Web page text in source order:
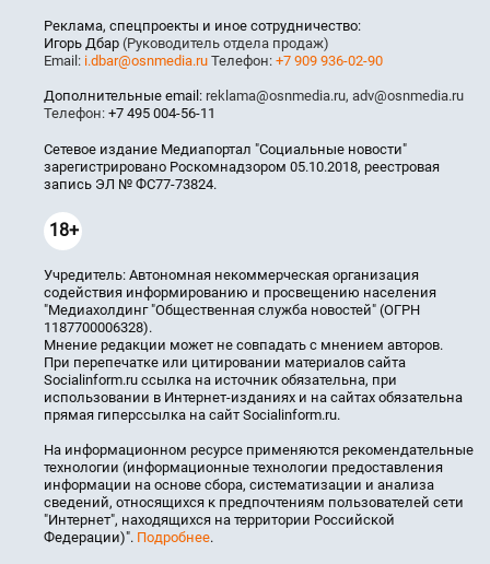
Реклама, спецпроекты и иное сотрудничество:
Игорь Дбар (Руководитель отдела продаж)
Email: i.dbar@osnmedia.ru Телефон: +7 909 936-02-90
Дополнительные email: reklama@osnmedia.ru, adv@osnmedia.ru
Телефон: +7 495 004-56-11
Сетевое издание Медиапортал "Социальные новости"
зарегистрировано Роскомнадзором 05.10.2018, реестровая
запись ЭЛ № ФС77-73824.
18+
Учредитель: Автономная некоммерческая организация
содействия информированию и просвещению населения
"Медиахолдинг "Общественная служба новостей" (ОГРН
1187700006328).
Мнение редакции может не совпадать с мнением авторов.
При перепечатке или цитировании материалов сайта
Socialinform.ru ссылка на источник обязательна, при
использовании в Интернет-изданиях и на сайтах обязательна
прямая гиперссылка на сайт Socialinform.ru.
На информационном ресурсе применяются рекомендательные
технологии (информационные технологии предоставления
информации на основе сбора, систематизации и анализа
сведений, относящихся к предпочтениям пользователей сети
"Интернет", находящихся на территории Российской
Федерации)". Подробнее.